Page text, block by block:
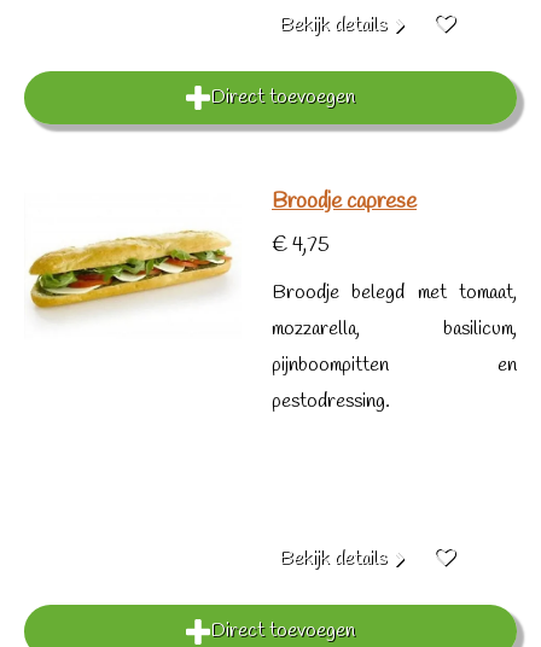
Bekijk details
Direct toevoegen
Broodje caprese
€ 4,75
Broodje belegd met tomaat,
mozzarella, basilicum,
pijnboompitten en
pestodressing.
Bekijk details
Direct toevoegen